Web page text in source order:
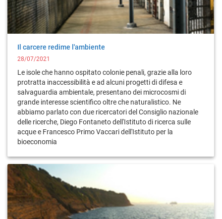
Il carcere redime l'ambiente
28/07/2021
Le isole che hanno ospitato colonie penali, grazie alla loro
protratta inaccessibilità e ad alcuni progetti di difesa e
salvaguardia ambientale, presentano dei microcosmi di
grande interesse scientifico oltre che naturalistico. Ne
abbiamo parlato con due ricercatori del Consiglio nazionale
delle ricerche, Diego Fontaneto dell'Istituto di ricerca sulle
acque e Francesco Primo Vaccari dell'Istituto per la
bioeconomia